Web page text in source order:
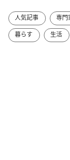
人気記事 専門
暮らす
生活